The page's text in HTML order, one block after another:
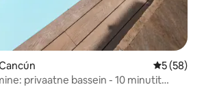
Keskmine
5 (58)
privaatne bassein - 10 minutit